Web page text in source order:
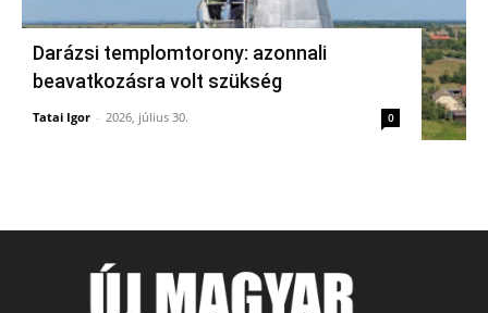
Darázsi templomtorony: azonnali
beavatkozásra volt szükség
Tatai Igor - 2026, július 30. 0